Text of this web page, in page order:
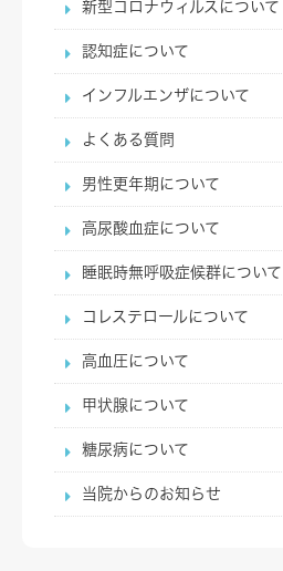
新型コロナウィルスについて
認知症について
インフルエンザについて
よくある質問
男性更年期について
高尿酸血症について
睡眠時無呼吸症候群について
コレステロールについて
高血圧について
甲状腺について
糖尿病について
当院からのお知らせ